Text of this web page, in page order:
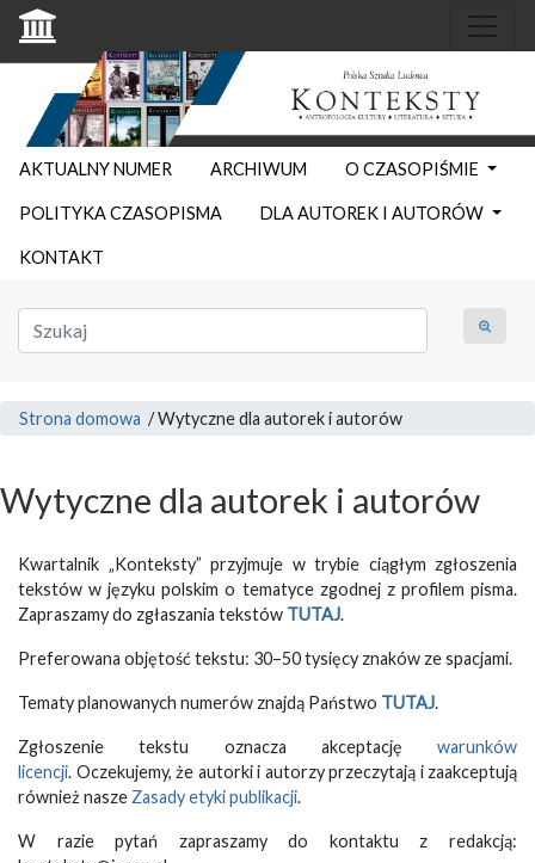
AKTUALNY NUMER ARCHIWUM O CZASOPIŚMIE
POLITYKA CZASOPISMA DLA AUTOREK I AUTORÓW
KONTAKT
Strona domowa /Wytyczne dla autorek i autorów
Wytyczne dla autorek i autorów
Kwartalnik „Konteksty” przyjmuje w trybie ciągłym zgłoszenia
tekstów w języku polskim o tematyce zgodnej z profilem pisma.
Zapraszamy do zgłaszania tekstów TUTAJ.
Preferowana objętość tekstu: 30–50 tysięcy znaków ze spacjami.
Tematy planowanych numerów znajdą Państwo TUTAJ.
Zgłoszenie tekstu oznacza akceptację warunków
licencji. Oczekujemy, że autorki i autorzy przeczytają i zaakceptują
również nasze Zasady etyki publikacji.
W razie pytań zapraszamy do kontaktu z redakcją: